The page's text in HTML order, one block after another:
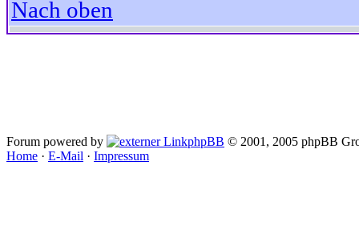
Nach oben
Forum powered by phpBB © 2001, 2005 phpBB
Home · E-Mail · Impressum